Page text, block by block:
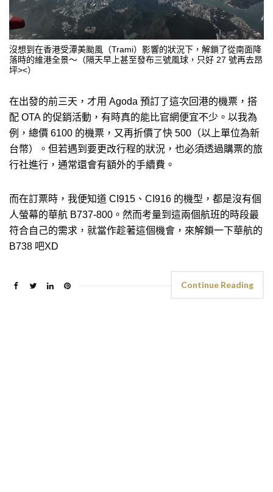
沒想到在香港受潭美颱風（Trami）影響的狀況下，解鎖了從南面降
落時的維港全景～（隔天早上甚至發布三號風球，只好 27 號再去昂
坪><）
在出發的前三天，才用 Agoda 預訂了這次回港的機票，搭
配 OTA 的促銷活動，有時真的能比官網便宜不少。以我為
例，總價 6100 的機票，又再折價了快 500（以上單位為新
台幣）。但若遇到要更改行程的狀況，也必須透過購票的旅
行社進行，通常還會有額外的手續費。
而在訂票時，我便知道 CI915、CI916 的機型，都是沒有個
人螢幕的華航 B737-800。然而考量到這兩個航班的時段最
符合自己的需求，就當作趁著這個機會，來解鎖一下華航的
B738 吧XD
Continue Reading